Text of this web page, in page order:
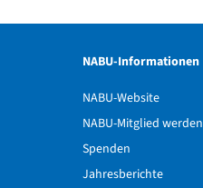
NABU-Informationen
NABU-Website
NABU-Mitglied werden
Spenden
Jahresberichte